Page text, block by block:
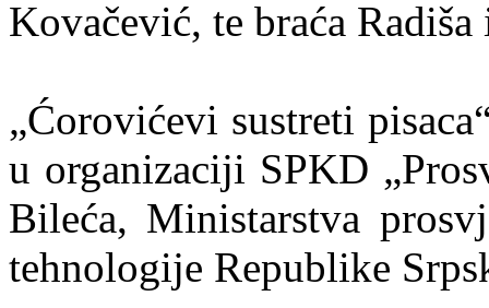
Kovačević, te braća
„Ćorovićevi sustreti
u organizaciji SPKD
Bileća, Ministarstva
tehnologije Republike